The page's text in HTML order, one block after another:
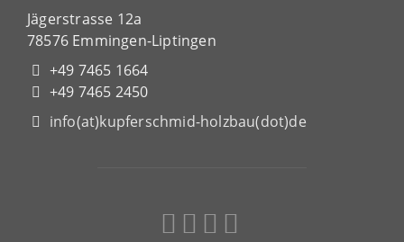
Jägerstrasse 12a
78576 Emmingen-Liptingen
+49 7465 1664
+49 7465 2450
info(at)kupferschmid-holzbau(dot)de